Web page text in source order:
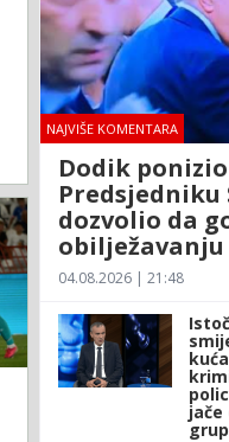
NAJVIŠE KOMENTARA
Dodik ponizio
Predsjedniku
dozvolio da
04.08.2026 | 21:48